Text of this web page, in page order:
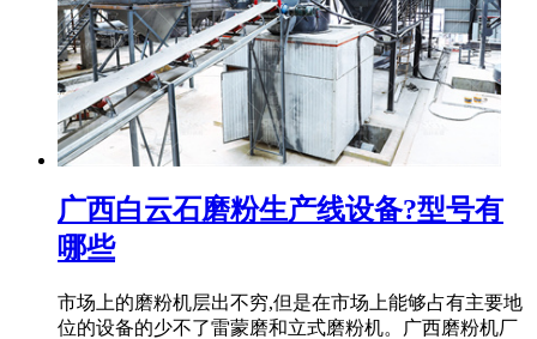
广西白云石磨粉生产线设备?型号有
哪些
市场上的磨粉机层出不穷,但是在市场上能够占有主要地
位的设备的少不了雷蒙磨和立式磨粉机。广西磨粉机厂